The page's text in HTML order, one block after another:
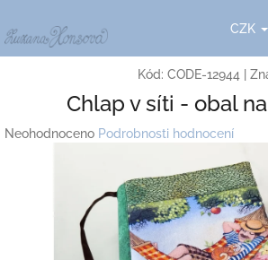
na
obsah
CZK
Kód: CODE-12944
Chlap v síti - obal
Průměrné
Neohodnoceno Podrobnosti hodnocení